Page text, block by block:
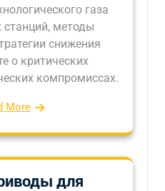
газа
методы
снижения
о критических
компромиссах.
More
для